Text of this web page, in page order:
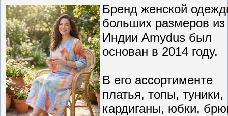
Бренд женской
больших размеров из
Индии Amydus был
основан в 2014 году.
В его ассортименте
платья, топы, туники,
кардиганы, юбки,